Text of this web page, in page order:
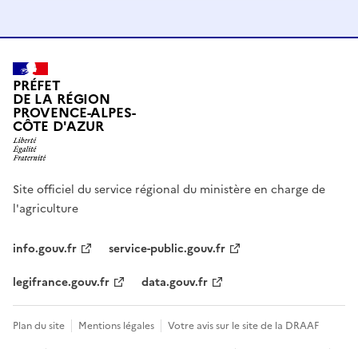
PRÉFET
DE LA RÉGION
PROVENCE-ALPES-
CÔTE D'AZUR
Site officiel du service régional du ministère en charge de
l'agriculture
info.gouv.fr
service-public.gouv.fr
legifrance.gouv.fr
data.gouv.fr
Plan du site Mentions légales
Votre avis sur le site de la DRAAF